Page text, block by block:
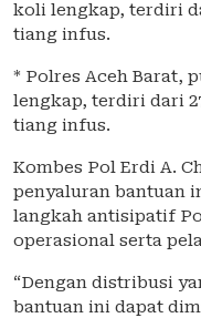
koli lengkap, terdiri
tiang infus.
* Polres Aceh Barat,
lengkap, terdiri dari
tiang infus.
Kombes Pol Erdi A.
penyaluran bantuan
langkah antisipatif
operasional serta
“Dengan distribusi
bantuan ini dapat